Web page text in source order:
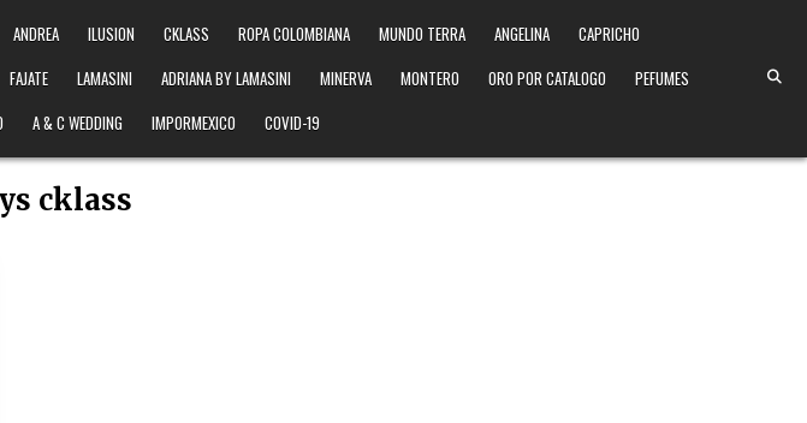
ANDREA ILUSION CKLASS ROPA COLOMBIANA MUNDO TERRA ANGELINA
CAPRICHO
FAJATE LAMASINI ADRIANA BY LAMASINI MINERVA MONTERO ORO POR CATALOGO
PEFUMES
A & C WEDDING IMPORMEXICO COVID-19
cklass